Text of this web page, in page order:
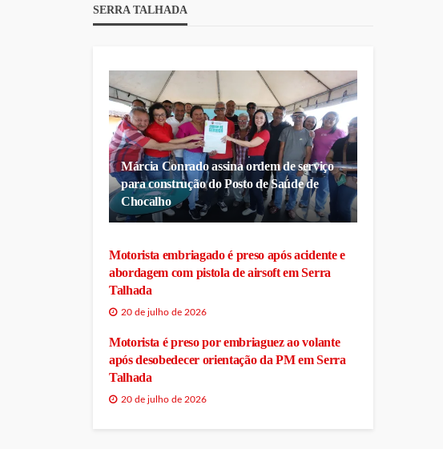
SERRA TALHADA
Márcia Conrado assina ordem de serviço
para construção do Posto de Saúde de
Chocalho
Motorista embriagado é preso após acidente e
abordagem com pistola de airsoft em Serra
Talhada
20 de julho de 2026
Motorista é preso por embriaguez ao volante
após desobedecer orientação da PM em Serra
Talhada
20 de julho de 2026